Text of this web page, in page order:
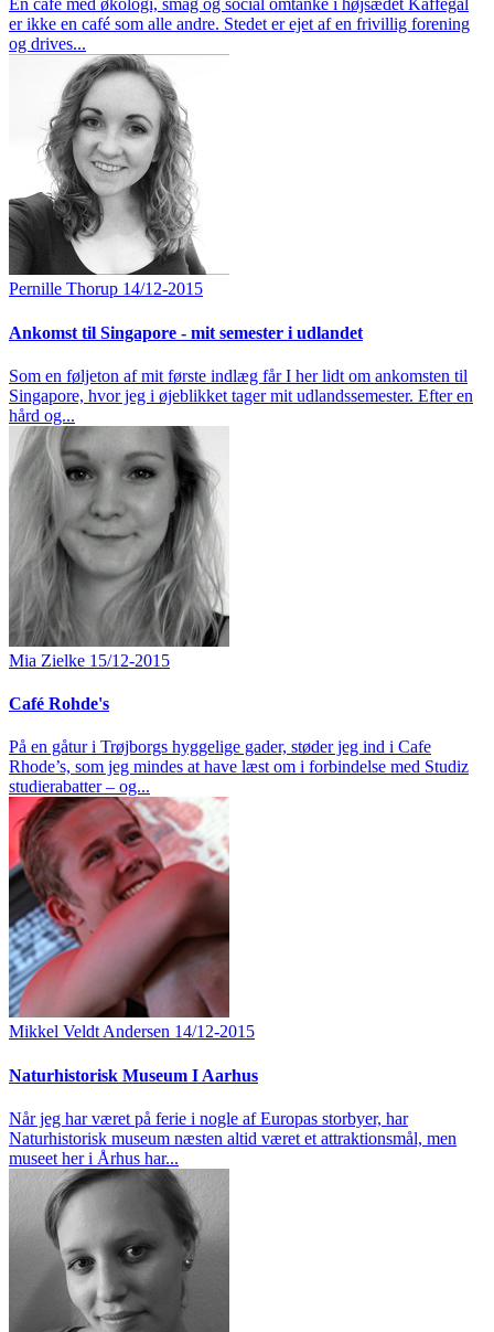
En café med økologi, smag og social omtanke i højsædet Kaffegal
er ikke en café som alle andre. Stedet er ejet af en frivillig forening
og drives...
Pernille Thorup 14/12-2015
Ankomst til Singapore - mit semester i udlandet
Som en føljeton af mit første indlæg får I her lidt om ankomsten til
Singapore, hvor jeg i øjeblikket tager mit udlandssemester. Efter en
hård og...
Mia Zielke 15/12-2015
Café Rohde's
På en gåtur i Trøjborgs hyggelige gader, støder jeg ind i Cafe
Rhode’s, som jeg mindes at have læst om i forbindelse med Studiz
studierabatter – og...
Mikkel Veldt Andersen 14/12-2015
Naturhistorisk Museum I Aarhus
Når jeg har været på ferie i nogle af Europas storbyer, har
Naturhistorisk museum næsten altid været et attraktionsmål, men
museet her i Århus har...